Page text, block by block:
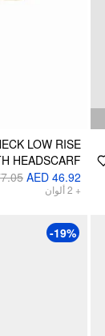
LOW RISE
HEADSCARF
AED 46.92
+
2ألوان
-19%